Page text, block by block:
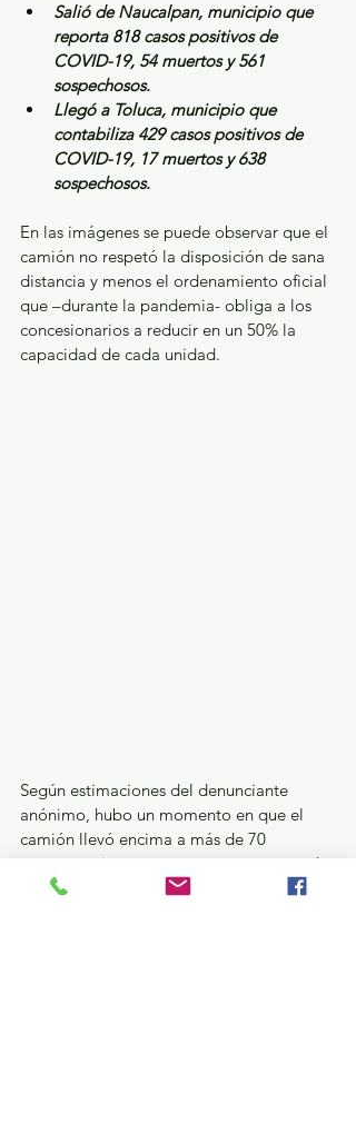
Salió de Naucalpan, municipio que
reporta 818 casos positivos de
COVID-19, 54 muertos y 561
sospechosos.
Llegó a Toluca, municipio que
contabiliza 429 casos positivos de
COVID-19, 17 muertos y 638
sospechosos.
En las imágenes se puede observar que el
camión no respetó la disposición de sana
distancia y menos el ordenamiento oficial
que –durante la pandemia- obliga a los
concesionarios a reducir en un 50% la
capacidad de cada unidad.
Según estimaciones del denunciante
anónimo, hubo un momento en que el
camión llevó encima a más de 70
personas, si tomamos en cuenta que cada
unidad tiene capacidad para 44 pasajeros